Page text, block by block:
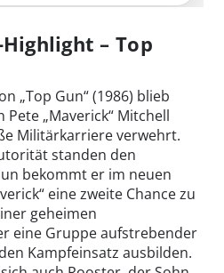
– Top
„Top Gun“ (1986) blieb
„Maverick“ Mitchell
Militärkarriere verwehrt.
standen den
bekommt er im neuen
eine zweite Chance zu
geheimen
eine Gruppe aufstrebender
Kampfeinsatz ausbilden.